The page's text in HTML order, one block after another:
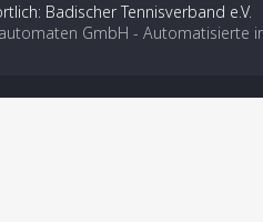
Badischer Tennisverband e.V.
GmbH - Automatisierte